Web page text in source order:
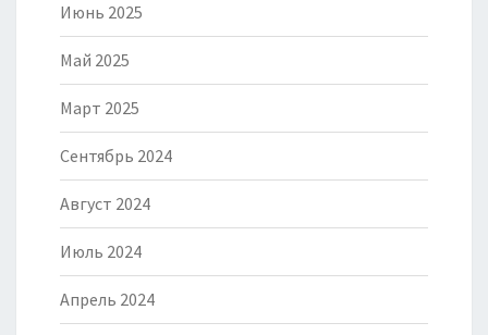
Июнь 2025
Май 2025
Март 2025
Сентябрь 2024
Август 2024
Июль 2024
Апрель 2024